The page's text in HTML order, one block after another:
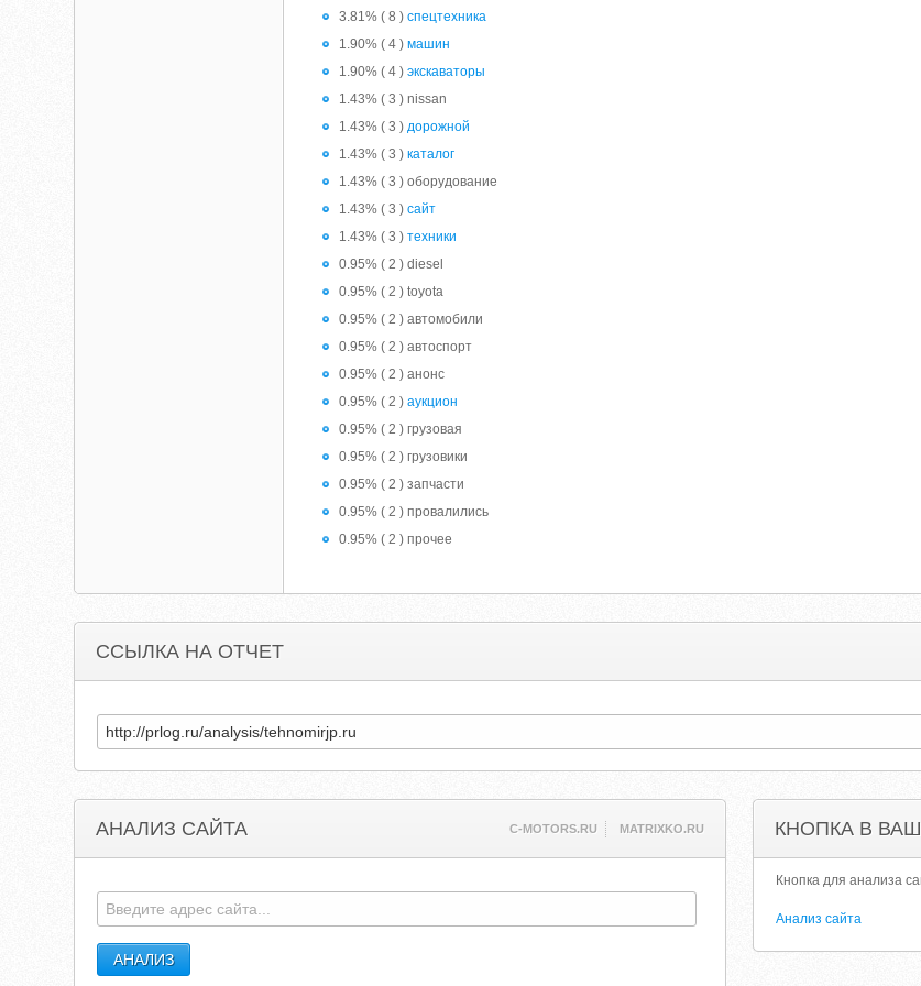
3.81% ( 8 )спецтехника
1.90% ( 4 )машин
1.90% ( 4 )экскаваторы
1.43% ( 3 ) nissan
1.43% ( 3 )дорожной
1.43% ( 3 )каталог
1.43% ( 3 ) оборудование
1.43% ( 3 )сайт
1.43% ( 3 )техники
0.95% ( 2 ) diesel
0.95% ( 2 ) toyota
0.95% ( 2 ) автомобили
0.95% ( 2 ) автоспорт
0.95% ( 2 ) анонс
0.95% ( 2 )аукцион
0.95% ( 2 ) грузовая
0.95% ( 2 ) грузовики
0.95% ( 2 ) запчасти
0.95% ( 2 ) провалились
0.95% ( 2 ) прочее
ССЫЛКА НА ОТЧЕТ
АНАЛИЗ САЙТА C-MOTORS.RU MATRIXKO.RU КНОПКА В
Кнопка для анализа
Анализ сайта